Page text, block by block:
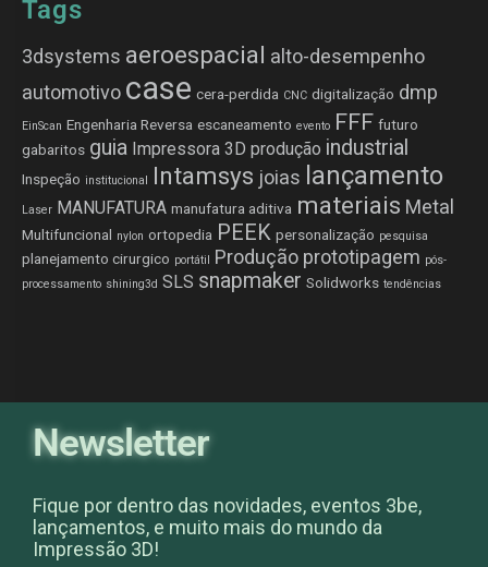
Tags
3dsystems aeroespacial alto-desempenho
automotivo case cera-perdida CNC digitalização dmp
EinScan Engenharia Reversa escaneamento evento FFF futuro
gabaritos guia Impressora 3D produção industrial
Inspeção institucional Intamsys joias lançamento
Laser MANUFATURA manufatura aditiva materiais Metal
Multifuncional nylon ortopedia PEEK personalização pesquisa
planejamento cirurgico portátil Produção prototipagem pós-
processamento shining3d SLS snapmaker Solidworks tendências
Newsletter
Fique por dentro das novidades, eventos 3be,
lançamentos, e muito mais do mundo da
Impressão 3D!